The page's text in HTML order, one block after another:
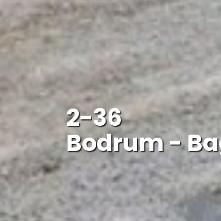
2-36
Bodrum -